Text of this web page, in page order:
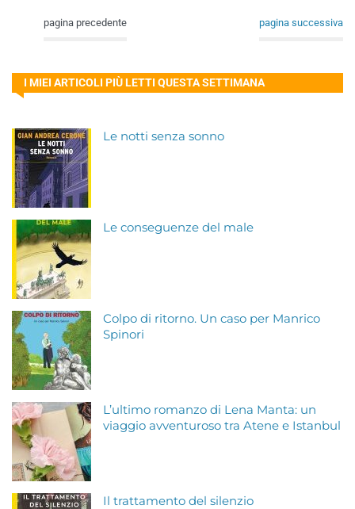
pagina precedente pagina successiva
I MIEI ARTICOLI PIÙ LETTI QUESTA SETTIMANA
Le notti senza sonno
Le conseguenze del male
Colpo di ritorno. Un caso per Manrico
Spinori
L’ultimo romanzo di Lena Manta: un
viaggio avventuroso tra Atene e Istanbul
Il trattamento del silenzio